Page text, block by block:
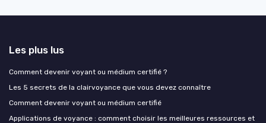
Les plus lus
Comment devenir voyant ou médium certifié ?
Les 5 secrets de la clairvoyance que vous devez connaître
Comment devenir voyant ou médium certifié
Applications de voyance : comment choisir les meilleures ressources et